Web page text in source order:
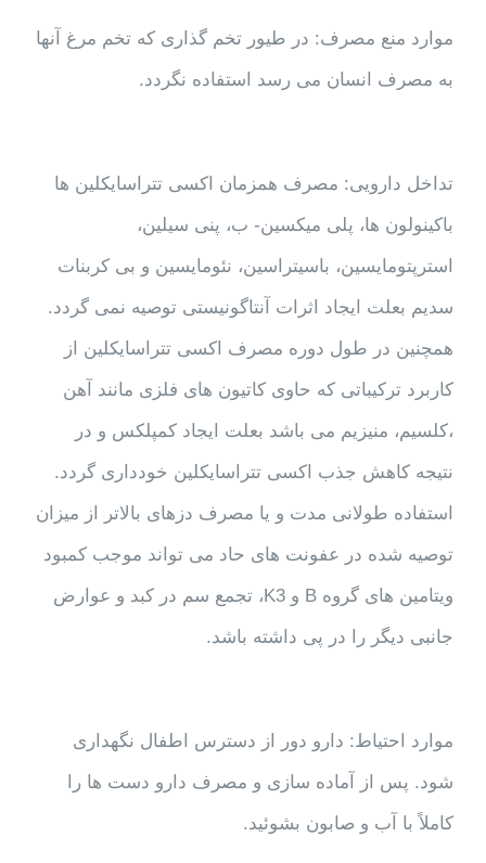
موارد منع مصرف: در طیور تخم گذاری که تخم مرغ آنها
به مصرف انسان می رسد استفاده نگردد.
تداخل دارویی: مصرف همزمان اکسی تتراسایکلین ها
باکینولون ها، پلی میکسین- ب، پنی سیلین،
استرپتومایسین، باسیتراسین، نئومایسین و بی کربنات
سدیم بعلت ایجاد اثرات آنتاگونیستی توصیه نمی گردد.
همچنین در طول دوره مصرف اکسی تتراسایکلین از
کاربرد ترکیباتی که حاوی کاتیون های فلزی مانند آهن
،کلسیم، منیزیم می باشد بعلت ایجاد کمپلکس و در
نتیجه کاهش جذب اکسی تتراسایکلین خودداری گردد.
استفاده طولانی مدت و یا مصرف دزهای بالاتر از میزان
توصیه شده در عفونت های حاد می تواند موجب کمبود
ویتامین های گروه B و K3، تجمع سم در کبد و عوارض
جانبی دیگر را در پی داشته باشد.
موارد احتیاط: دارو دور از دسترس اطفال نگهداری
شود. پس از آماده سازی و مصرف دارو دست ها را
کاملاً با آب و صابون بشوئید.